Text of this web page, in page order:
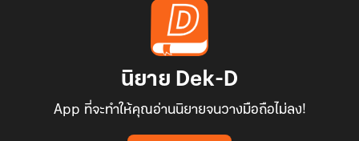
นิยาย Dek-D
App ที่จะทำให้คุณอ่านนิยายจนวางมือถือไม่ลง!